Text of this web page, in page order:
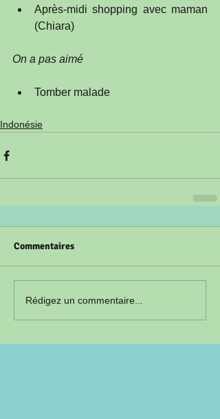
Après-midi shopping avec maman
(Chiara)
On a pas aimé
Tomber malade
Indonésie
Commentaires
Rédigez un commentaire...